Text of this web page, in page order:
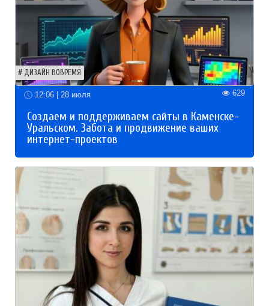
ДИЗАЙН ВОВРЕМЯ
12:06 | 28 июля 629
Создаем и поддерживаем сайты в Каменске-
Уральском. Забота и продвижение ваших
интернет-проектов